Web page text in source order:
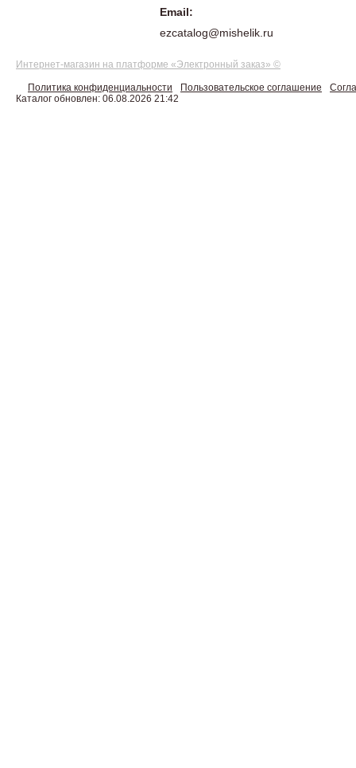
Email:
ezcatalog@mishelik.ru
Интернет-магазин на платформе «Электронный заказ» ©
Политика конфиденциальности Пользовательское соглашение
Каталог обновлен: 06.08.2026 21:42